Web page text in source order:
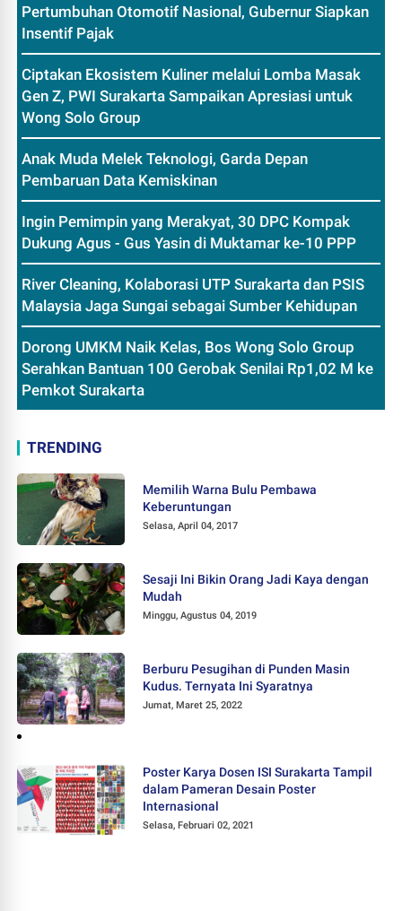
Pertumbuhan Otomotif Nasional, Gubernur Siapkan
Insentif Pajak
Ciptakan Ekosistem Kuliner melalui Lomba Masak
Gen Z, PWI Surakarta Sampaikan Apresiasi untuk
Wong Solo Group
Anak Muda Melek Teknologi, Garda Depan
Pembaruan Data Kemiskinan
Ingin Pemimpin yang Merakyat, 30 DPC Kompak
Dukung Agus - Gus Yasin di Muktamar ke-10 PPP
River Cleaning, Kolaborasi UTP Surakarta dan PSIS
Malaysia Jaga Sungai sebagai Sumber Kehidupan
Dorong UMKM Naik Kelas, Bos Wong Solo Group
Serahkan Bantuan 100 Gerobak Senilai Rp1,02 M ke
Pemkot Surakarta
TRENDING
Memilih Warna Bulu Pembawa
Keberuntungan
Selasa, April 04, 2017
Sesaji Ini Bikin Orang Jadi Kaya dengan
Mudah
Minggu, Agustus 04, 2019
Berburu Pesugihan di Punden Masin
Kudus. Ternyata Ini Syaratnya
Jumat, Maret 25, 2022
Poster Karya Dosen ISI Surakarta Tampil
dalam Pameran Desain Poster
Internasional
Selasa, Februari 02, 2021